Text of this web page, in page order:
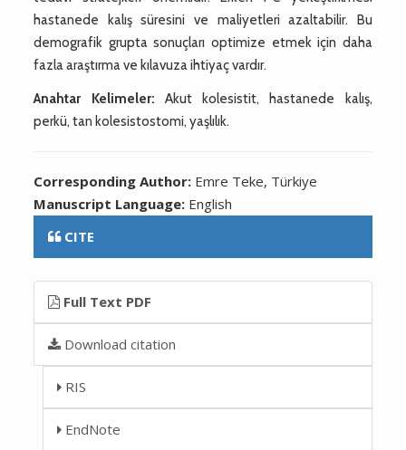
hastanede kalış süresini ve maliyetleri azaltabilir. Bu
demografik grupta sonuçları optimize etmek için daha
fazla araştırma ve kılavuza ihtiyaç vardır.
Anahtar Kelimeler: Akut kolesistit, hastanede kalış,
perkü, tan kolesistostomi, yaşlılık.
Corresponding Author: Emre Teke, Türkiye
Manuscript Language: English
CITE
Full Text PDF
Download citation
RIS
EndNote